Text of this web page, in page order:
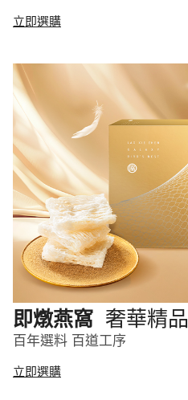
立即選購
即燉燕窩 奢華精品
百年選料 百道工序
立即選購